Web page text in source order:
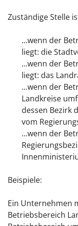
Zuständige Stelle
...wenn der
liegt: die
...wenn der
liegt: das
...wenn der
Landkreise
dessen Bezirk
vom
...wenn der
Beispiele:
Ein Unternehmen
Betriebsbereich